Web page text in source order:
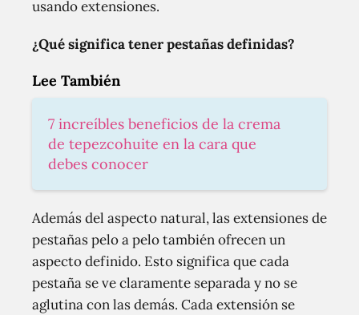
usando extensiones.
¿Qué significa tener pestañas definidas?
Lee También
7 increíbles beneficios de la crema
de tepezcohuite en la cara que
debes conocer
Además del aspecto natural, las extensiones de
pestañas pelo a pelo también ofrecen un
aspecto definido. Esto significa que cada
pestaña se ve claramente separada y no se
aglutina con las demás. Cada extensión se